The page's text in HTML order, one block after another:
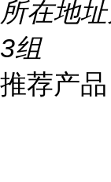
所在地址
3组
推荐产品